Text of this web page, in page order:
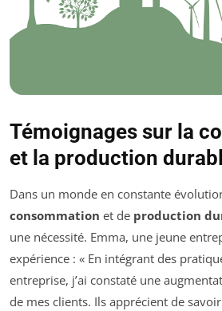
Témoignages sur la
et la production
Dans un monde en constante
consommation et de production
une nécessité. Emma, une jeune
expérience : « En intégrant des
entreprise, j’ai constaté une
de mes clients. Ils apprécient de